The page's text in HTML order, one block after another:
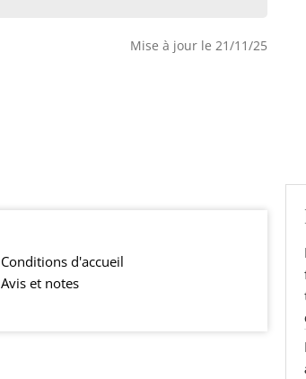
Mise à jour le 21/11/25
Conditions d'accueil
Avis et notes